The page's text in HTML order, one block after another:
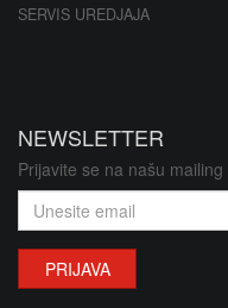
SERVIS UREDJAJA
NEWSLETTER
Prijavite se na našu mailing
PRIJAVA